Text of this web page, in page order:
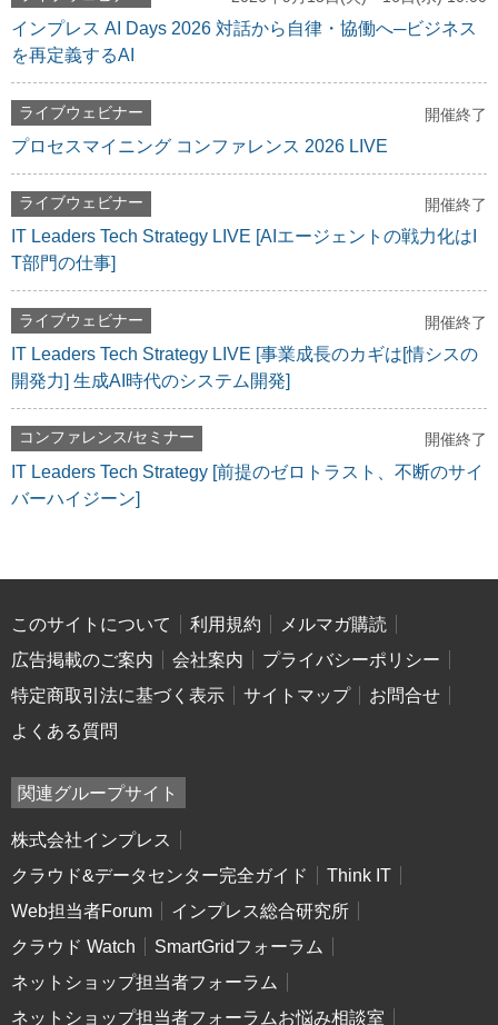
インプレス AI Days 2026 対話から自律・協働へ─ビジネス
を再定義するAI
ライブウェビナー 開催終了
プロセスマイニング コンファレンス 2026 LIVE
ライブウェビナー 開催終了
IT Leaders Tech Strategy LIVE [AIエージェントの戦力化はI
T部門の仕事]
ライブウェビナー 開催終了
IT Leaders Tech Strategy LIVE [事業成長のカギは[情シスの
開発力] 生成AI時代のシステム開発]
コンファレンス/セミナー 開催終了
IT Leaders Tech Strategy [前提のゼロトラスト、不断のサイ
バーハイジーン]
このサイトについて 利用規約
メルマガ購読
広告掲載のご案内
会社案内
プライバシーポリシー
特定商取引法に基づく表示
サイトマップ
お問合せ
よくある質問
関連グループサイト
株式会社インプレス
クラウド&データセンター完全ガイド
Think IT
Web担当者Forum
インプレス総合研究所
クラウド Watch
SmartGridフォーラム
ネットショップ担当者フォーラム
ネットショップ担当者フォーラムお悩み相談室